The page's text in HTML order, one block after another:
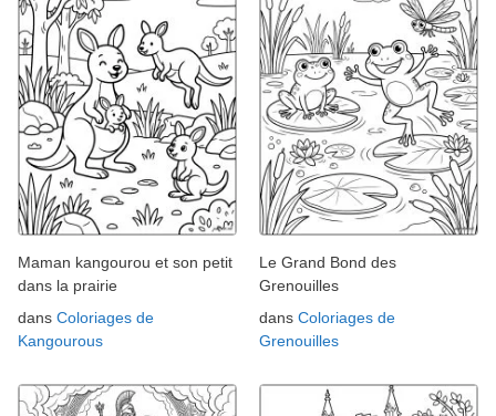
Maman kangourou et son petit
dans la prairie
dans Coloriages de
Kangourous
Le Grand Bond des
Grenouilles
dans Coloriages de
Grenouilles